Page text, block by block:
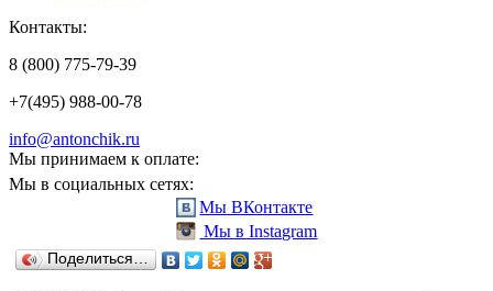
Контакты:
8 (800) 775-79-39
+7(495) 988-00-78
info@antonchik.ru
Мы принимаем к оплате:
Мы в социальных сетях:
Мы ВКонтакте
Мы в Instagram
Поделиться…